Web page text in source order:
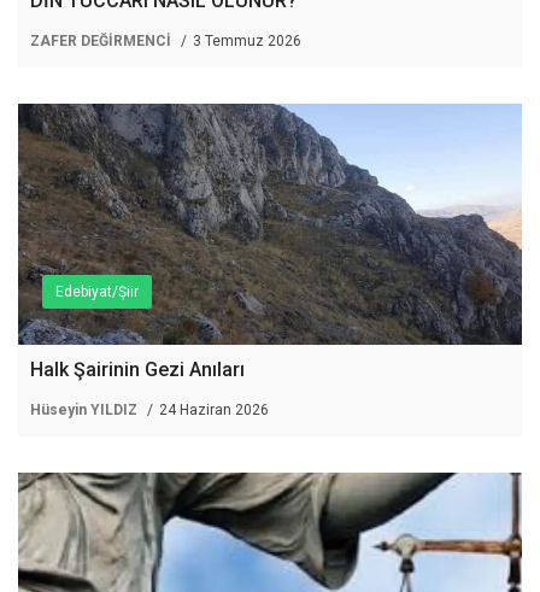
ZAFER DEĞİRMENCİ 3 Temmuz 2026
Edebiyat/Şiir
Halk Şairinin Gezi Anıları
Hüseyin YILDIZ 24 Haziran 2026